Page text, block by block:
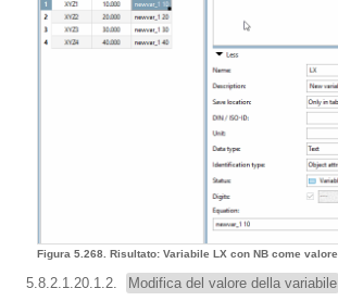
Figura 5.268. Risultato: Variabile LX con NB come valore
5.8.2.1.20.1.2. Modifica del valore della variabile